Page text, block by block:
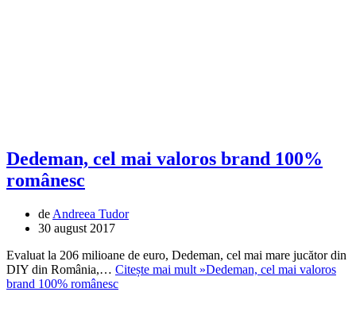
Dedeman, cel mai valoros brand 100%
românesc
de Andreea Tudor
30 august 2017
Evaluat la 206 milioane de euro, Dedeman, cel mai mare jucător din
DIY din România,… Citește mai mult »Dedeman, cel mai valoros
brand 100% românesc